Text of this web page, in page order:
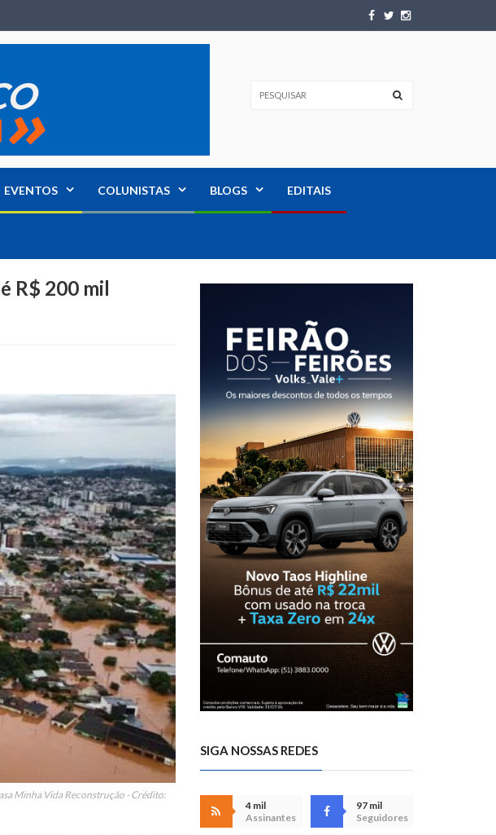
EVENTOS COLUNISTAS BLOGS EDITAIS
R$ 200 mil
Minha Vida Reconstrução - Crédito:
SIGA NOSSAS REDES
4 mil
Assinantes
97 mil
Seguidores